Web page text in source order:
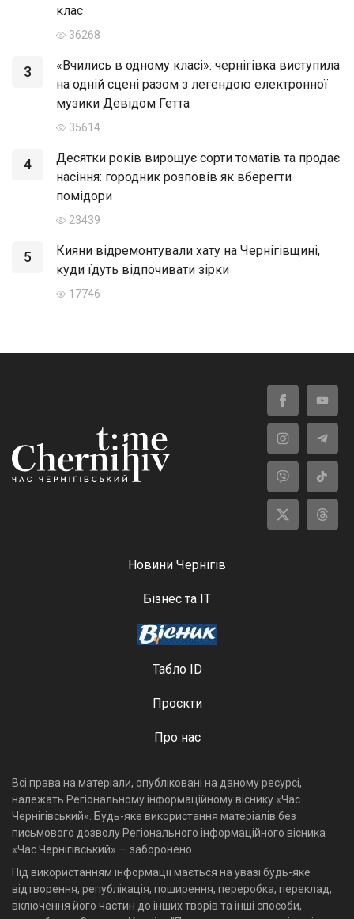
клас
36268
3
«Вчились в одному класі»: чернігівка виступила
на одній сцені разом з легендою електронної
музики Девідом Гетта
35614
4
Десятки років вирощує сорти томатів та продає
насіння: городник розповів як вберегти
помідори
23439
5
Кияни відремонтували хату на Чернігівщині,
куди їдуть відпочивати зірки
17746
Новини Чернігів
Бізнес та ІТ
Табло ID
Проєкти
Про нас
Всі права на матеріали, опубліковані на даному ресурсі,
належать Регіональному інформаційному віснику «Час
Чернігівський». Будь-яке використання матеріалів без
письмового дозволу Регіонального інформаційного вісника
«Час Чернігівський» — заборонено.
Під використанням інформації мається на увазі будь-яке
відтворення, републікація, поширення, переробка, переклад,
включення його частин до інших творів та інші способи,